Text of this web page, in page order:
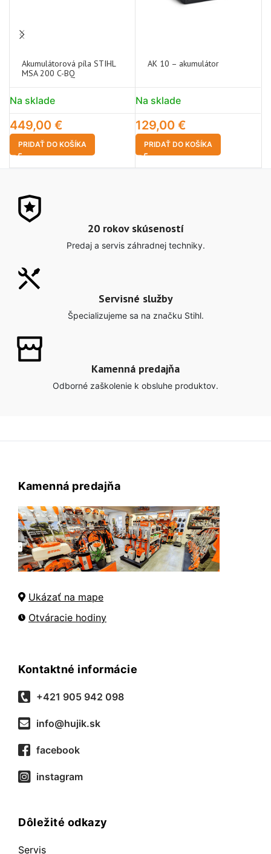
Akumulátorová píla STIHL
MSA 200 C-BQ
Na sklade
449,00 €
PRIDAŤ DO KOŠÍKA
AK 10 – akumulátor
Na sklade
129,00 €
PRIDAŤ DO KOŠÍKA
20 rokov skúseností
Predaj a servis záhradnej techniky.
Servisné služby
Špecializujeme sa na značku Stihl.
Kamenná predajňa
Odborné zaškolenie k obsluhe produktov.
Kamenná predajňa
Ukázať na mape
Otváracie hodiny
Kontaktné informácie
+421 905 942 098
info@hujik.sk
facebook
instagram
Dôležité odkazy
Servis